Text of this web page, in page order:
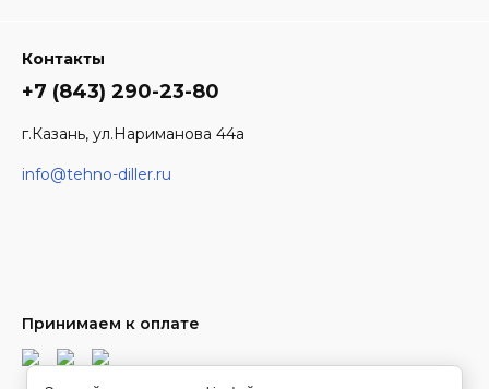
Контакты
+7 (843) 290-23-80
г.Казань, ул.Нариманова 44а
info@tehno-diller.ru
Принимаем к оплате